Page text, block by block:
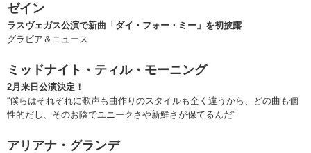
ゼイン
ラスヴェガス公演で新曲「ダイ・フォー・ミー」を初披露
グラビア＆ニュース
ミッドナイト・ティル・モーニング
2月来日公演決定！
“僕らはそれぞれに歌声も曲作りのスタイルも全く違うから、どの曲も個
性的だし、そのお陰でユニークさや新鮮さが保てるんだ”
アリアナ・グランデ